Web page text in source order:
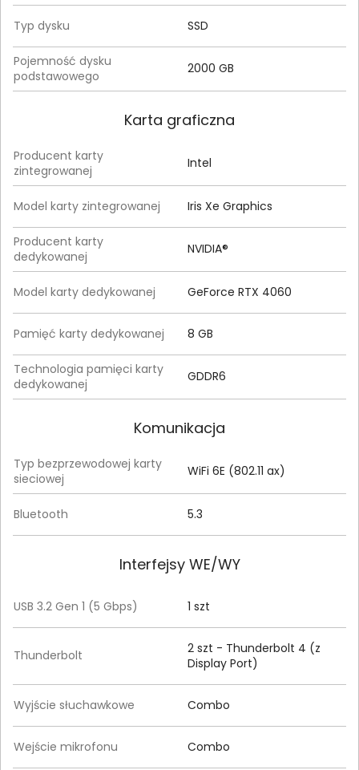
Typ dysku SSD
Pojemność dysku
podstawowego
2000 GB
Karta graficzna
Producent karty
zintegrowanej
Intel
Model karty zintegrowanej Iris Xe Graphics
Producent karty
dedykowanej
NVIDIA®
Model karty dedykowanej GeForce RTX 4060
Pamięć karty dedykowanej 8 GB
Technologia pamięci karty
dedykowanej
GDDR6
Komunikacja
Typ bezprzewodowej karty
sieciowej
WiFi 6E (802.11 ax)
Bluetooth 5.3
Interfejsy WE/WY
USB 3.2 Gen 1 (5 Gbps) 1 szt
Thunderbolt
2 szt - Thunderbolt 4 (z
Display Port)
Wyjście słuchawkowe Combo
Wejście mikrofonu Combo